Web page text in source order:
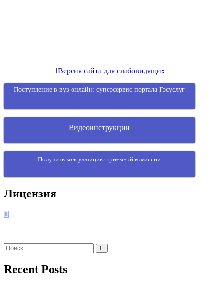
Версия сайта для слабовидящих
Поступление в вуз онлайн: суперсервис портала Госуслуг
Видеоинструкции
Получить консультацию приемной комиссии
Лицензия
Recent Posts